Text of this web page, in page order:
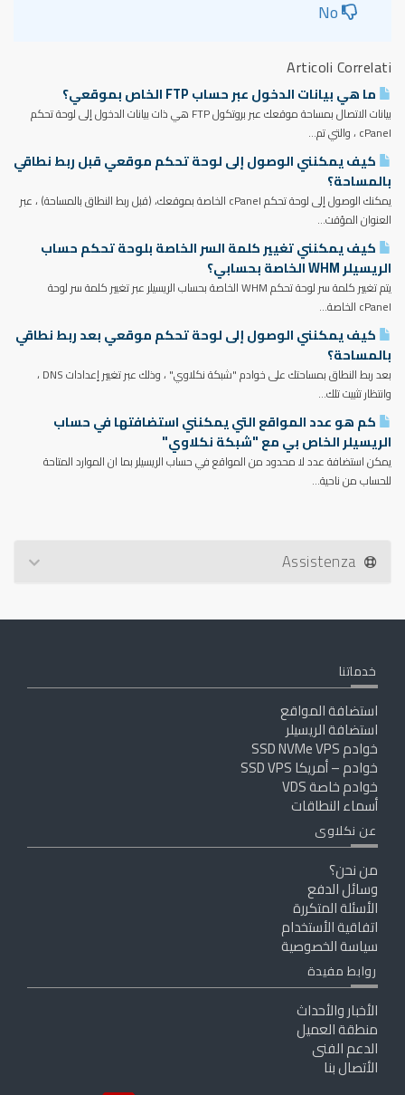
Articoli Correlati
ما هي بيانات الدخول عبر حساب FTP الخاص بموقعي؟
بيانات الاتصال بمساحة موقعك عبر بروتكول FTP هي ذات بيانات الدخول إلى لوحة تحكم
cPanel ، والتي تم...
كيف يمكنني الوصول إلى لوحة تحكم موقعي قبل ربط نطاقي
بالمساحة؟
يمكنك الوصول إلى لوحة تحكم cPanel الخاصة بموقعك، (قبل ربط النطاق بالمساحة) ، عبر
العنوان المؤقت...
كيف يمكنني تغيير كلمة السر الخاصة بلوحة تحكم حساب
الريسيلر WHM الخاصة بحسابي؟
يتم تغيير كلمة سر لوحة تحكم WHM الخاصة بحساب الريسيلر عبر تغيير كلمة سر لوحة
cPanel الخاصة...
كيف يمكنني الوصول إلى لوحة تحكم موقعي بعد ربط نطاقي
بالمساحة؟
بعد ربط النطاق بمساحتك على خوادم "شبكة نكلاوي" ، وذلك عبر تغيير إعدادات DNS ،
وانتظار تثبيت تلك...
كم هو عدد المواقع التي يمكنني استضافتها في حساب
الريسيلر الخاص بي مع "شبكة نكلاوي"
يمكن استضافة عدد لا محدود من المواقع في حساب الريسيلر بما ان الموارد المتاحة
للحساب من ناحية...
خدماتنا
استضافة المواقع
استضافة الريسيلر
خوادم SSD NVMe VPS
خوادم – أمريكا SSD VPS
خوادم خاصة VDS
أسماء النطاقات
عن نكلاوى
من نحن؟
وسائل الدفع
الأسئلة المتكررة
اتفاقية الأستخدام
سياسة الخصوصية
روابط مفيدة
الأخبار والأحداث
منطقة العميل
الدعم الفنى
الأتصال بنا